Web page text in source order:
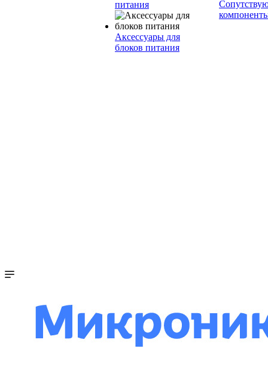
питания
Аксессуары для
блоков питания